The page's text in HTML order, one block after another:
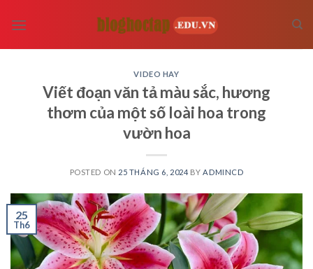
VIDEO HAY
Viết đoạn văn tả màu sắc, hương
thơm của một số loài hoa trong
vườn hoa
POSTED ON 25 THÁNG 6, 2024 BY ADMINCD
25
Th6